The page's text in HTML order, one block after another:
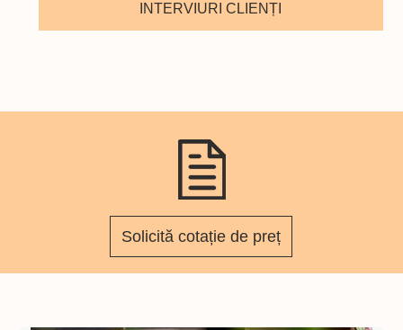
INTERVIURI CLIENȚI
Solicită cotație de preț